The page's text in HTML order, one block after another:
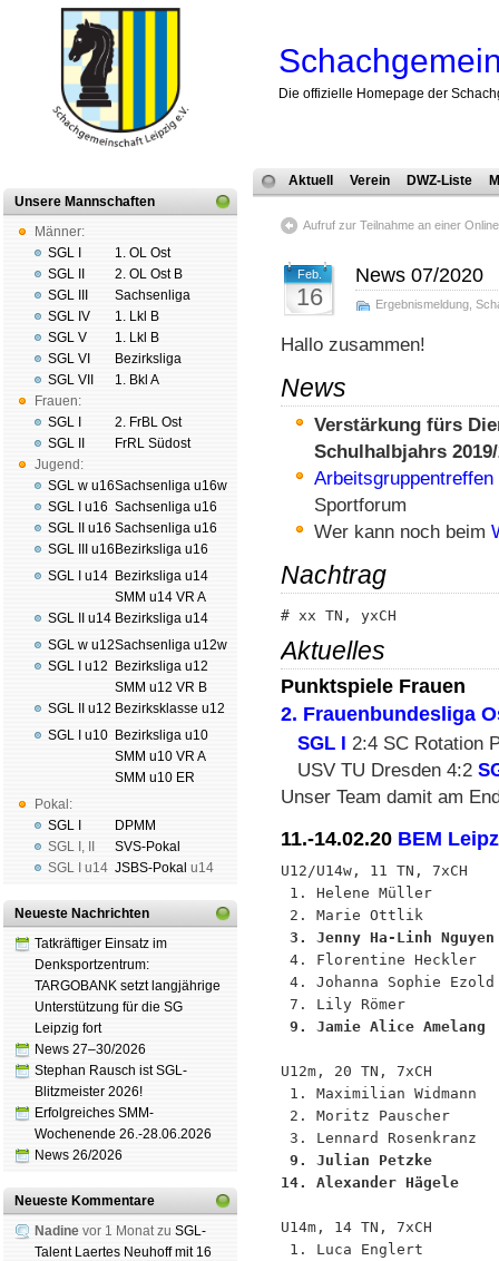
Die offizielle Homepage der
Unsere Mannschaften
Männer:
SGL I
SGL II
SGL III
SGL IV
SGL V
SGL VI
SGL VII
Frauen:
SGL I
SGL II
Jugend:
SGL w u16
SGL I u16
SGL II u16
SGL III u16
SGL I u14
SGL II u14
SGL w u12
SGL I u12
SGL II u12
SGL I u10
Pokal:
SGL I
SGL I ,
SGL I
u14
1. OL Ost
2. OL Ost B
Sachsenliga
1. Lkl B
1. Lkl B
Bezirksliga
1. Bkl A
2. FrBL Ost
FrRL Südost
Sachsenliga u16w
Sachsenliga u16
Sachsenliga u16
Bezirksliga u16
Bezirksliga u14
SMM u14 VR A
Bezirksliga u14
Sachsenliga u12w
Bezirksliga u12
SMM u12 VR B
Bezirksklasse u12
Bezirksliga u10
SMM u10 VR A
SMM u10 ER
DPMM
SVS-Pokal
JSBS-Pokal u14
Neueste Nachrichten
Tatkräftiger Einsatz im
Denksportzentrum:
TARGOBANK setzt langjährige
Unterstützung für die SG
Leipzig fort
News 27–30/2026
Stephan Rausch ist SGL-
Blitzmeister 2026!
Erfolgreiches SMM-
Wochenende 26.-28.06.2026
News 26/2026
Neueste Kommentare
Nadine vor 1 Monat zu SGL-
Talent Laertes Neuhoff mit 16
Aktuell Verein DWZ-Liste
Aufruf zur Teilnahme an einer
Feb.
16
News 07/2020
Ergebnismeldung
Hallo zusammen!
News
Verstärkung fürs
Schulhalbjahrs
Arbeitsgruppentreffen
Sportforum
Wer kann noch beim
Nachtrag
Aktuelles
Punktspiele Frauen
2. Frauenbundesliga
SGL I 2:4 SC Rotation
USV TU Dresden 4:2
Unser Team damit am
11.-14.02.20 BEM
U12/U14w, 11 TN, 7xCH
1. Helene Müller
3. Jenny Ha-Linh
4. Florentine Heckler
4. Johanna Sophie
9. Jamie Alice
U12m, 20 TN, 7xCH
1. Maximilian Widmann
2. Moritz Pauscher
9. Julian Petzke
14. Alexander Hägele
U14m, 14 TN, 7xCH